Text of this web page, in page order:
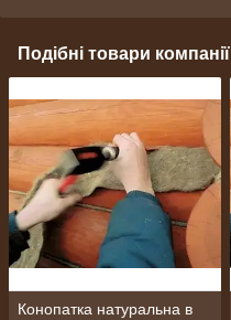
Подібні товари компанії
Конопатка натуральна в